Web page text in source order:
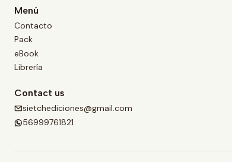
Menú
Contacto
Pack
eBook
Librería
Contact us
sietchediciones@gmail.com
56999761821